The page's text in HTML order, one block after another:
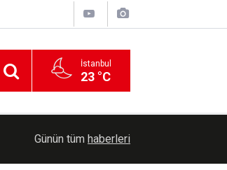
İstanbul
23 °C
Erzurum'da Bağımlılıkla Mücadele İl
Günün tüm haberleri